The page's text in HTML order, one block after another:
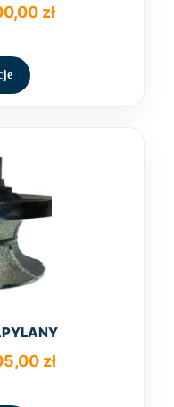
złZakres
produkt
ma
stronie
produktu
złZakres